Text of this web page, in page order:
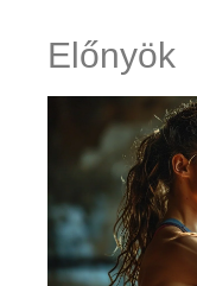
Előnyök